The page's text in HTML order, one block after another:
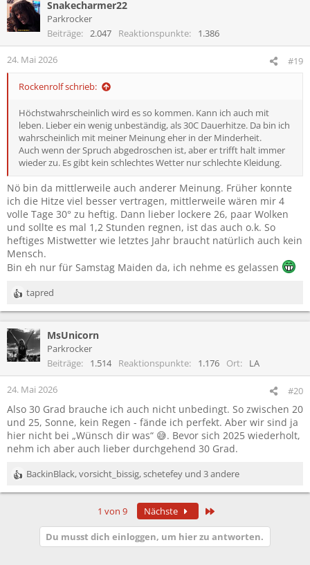
k
t
i
o
n
Snakecharmer22
Parkrocker
Beiträge
2.047 Reaktionspunkte 1.386
24. Mai 2026 #19
Rockenrolf schrieb:
Höchstwahrscheinlich wird es so kommen. Kann ich auch mit
leben. Lieber ein wenig unbeständig, als 30C Dauerhitze. Da bin ich
wahrscheinlich mit meiner Meinung eher in der Minderheit.
Auch wenn der Spruch abgedroschen ist, aber er trifft halt immer
wieder zu. Es gibt kein schlechtes Wetter nur schlechte Kleidung.
Nö bin da mittlerweile auch anderer Meinung. Früher konnte
ich die Hitze viel besser vertragen, mittlerweile wären mir 4
volle Tage 30° zu heftig. Dann lieber lockere 26, paar Wolken
und sollte es mal 1,2 Stunden regnen, ist das auch o.k. So
heftiges Mistwetter wie letztes Jahr braucht natürlich auch kein
Mensch.
Bin eh nur für Samstag Maiden da, ich nehme es gelassen
R
e
k
t
i
o
n
n
:
tapred
MsUnicorn
Parkrocker
Beiträge
1.514 Reaktionspunkte 1.176 Ort LA
24. Mai 2026 #20
Also 30 Grad brauche ich auch nicht unbedingt. So zwischen 20
und 25, Sonne, kein Regen - fände ich perfekt. Aber wir sind ja
hier nicht bei „Wünsch dir was“ 😅. Bevor sich 2025 wiederholt,
nehm ich aber auch lieber durchgehend 30 Grad.
R
e
BackinBlack,vorsicht_bissig,schetefey und 3 andere
1 von 9 Nächste
Du musst dich einloggen, um hier zu antworten.